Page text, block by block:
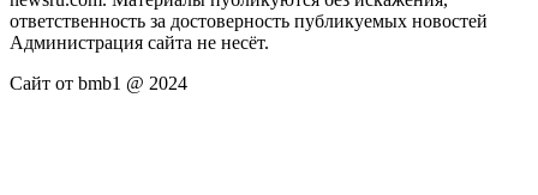
ответственность за достоверность публикуемых новостей
Администрация сайта не несёт.
Сайт от bmb1 @ 2024